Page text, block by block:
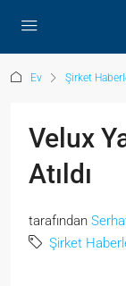
Ev Şirket
Velux
Atıldı
tarafından
Şirket